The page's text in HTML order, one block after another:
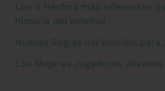
Los 4 Hechos más relevantes
historia del Voleibol
Nuevas Reglas del Voleibol para
Los Mejores Jugadores Jóvenes